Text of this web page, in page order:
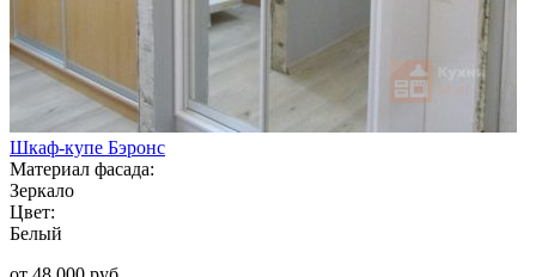
Шкаф-купе Бэронс
Материал фасада:
Зеркало
Цвет:
Белый